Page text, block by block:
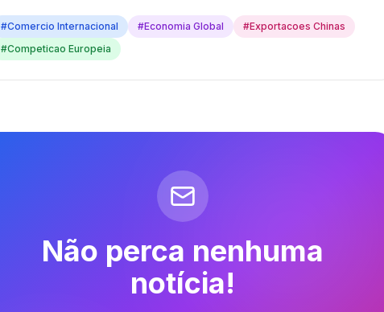
#Comercio Internacional #Economia Global #Exportacoes Chinas
#Competicao Europeia
Não perca nenhuma
notícia!